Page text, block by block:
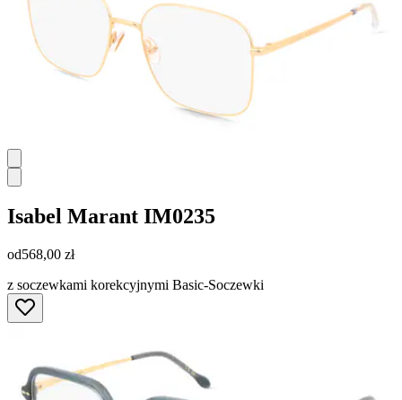
Isabel Marant IM0235
od568,00 zł
z soczewkami korekcyjnymi Basic-Soczewki